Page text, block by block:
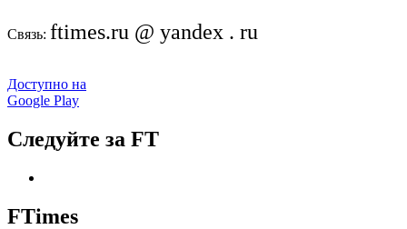
Связь: ftimes.ru @ yandex . ru
Доступно на
Google Play
Следуйте за FT
FTimes